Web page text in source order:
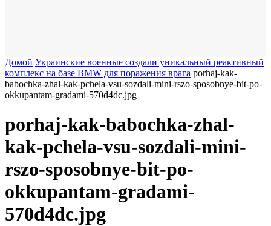
Домой Украинские военные создали уникальный реактивный
комплекс на базе BMW для поражения врага porhaj-kak-
babochka-zhal-kak-pchela-vsu-sozdali-mini-rszo-sposobnye-bit-po-
okkupantam-gradami-570d4dc.jpg
porhaj-kak-babochka-zhal-
kak-pchela-vsu-sozdali-mini-
rszo-sposobnye-bit-po-
okkupantam-gradami-
570d4dc.jpg